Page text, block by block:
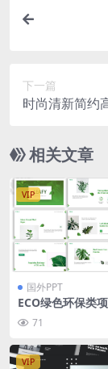
下一篇
时尚清新简约
相关文章
VIP
国外PPT
ECO绿色环保类
书PPT模板下载（
71
VIP